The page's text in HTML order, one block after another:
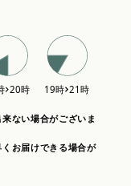
ない場合がございま
お届けできる場合が